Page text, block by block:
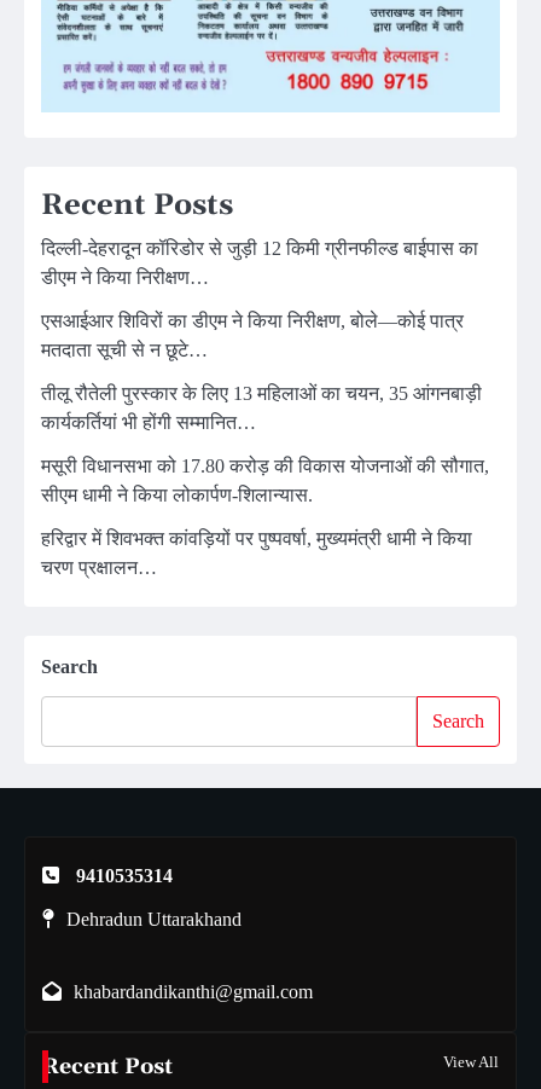
Recent Posts
दिल्ली-देहरादून कॉरिडोर से जुड़ी 12 किमी ग्रीनफील्ड बाईपास का
डीएम ने किया निरीक्षण…
एसआईआर शिविरों का डीएम ने किया निरीक्षण, बोले—कोई पात्र
मतदाता सूची से न छूटे…
तीलू रौतेली पुरस्कार के लिए 13 महिलाओं का चयन, 35 आंगनबाड़ी
कार्यकर्तियां भी होंगी सम्मानित…
मसूरी विधानसभा को 17.80 करोड़ की विकास योजनाओं की सौगात,
सीएम धामी ने किया लोकार्पण-शिलान्यास.
हरिद्वार में शिवभक्त कांवड़ियों पर पुष्पवर्षा, मुख्यमंत्री धामी ने किया
चरण प्रक्षालन…
Search
Search
9410535314
Dehradun Uttarakhand
khabardandikanthi@gmail.com
Recent Post View All